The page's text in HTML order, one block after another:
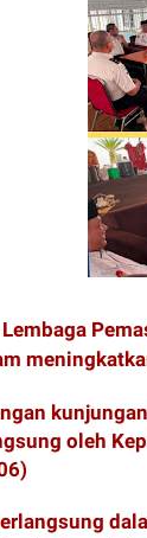
oleh